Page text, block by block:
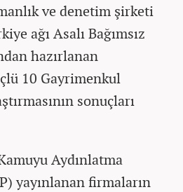
ve denetim şirketi
ağı Asalı Bağımsız
hazırlanan
10 Gayrimenkul
sonuçları
Aydınlatma
yayınlanan firmaların